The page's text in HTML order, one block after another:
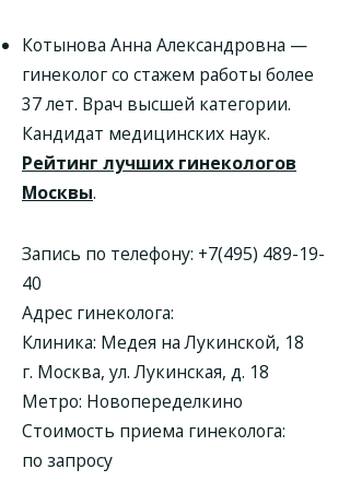
Котынова Анна Александровна —
гинеколог со стажем работы более
37 лет. Врач высшей категории.
Кандидат медицинских наук.
Рейтинг лучших гинекологов
Москвы.
Запись по телефону: +7(495) 489-19-
40
Адрес гинеколога:
Клиника: Медея на Лукинской, 18
г. Москва, ул. Лукинская, д. 18
Метро: Новопеределкино
Стоимость приема гинеколога:
по запросу